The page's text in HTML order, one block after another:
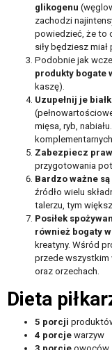
glikogenu
zachodzi
powiedzieć, że to
siły będziesz
Podobnie jak
produkty bogate
kaszę).
Uzupełnij je
mięsa, ryb,
Zabezpiecz
przygotowania
Bardzo ważne
źródło wielu
talerzu, tym
Posiłek
również bogaty
kreatyny. Wśród
przede wszystkim
oraz orzechach.
Dieta
5 porcji
4 porcje warzyw